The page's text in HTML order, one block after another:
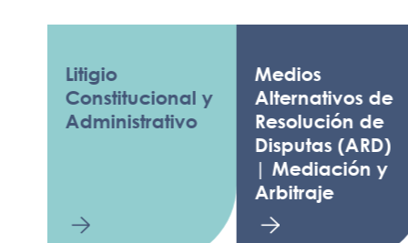
Litigio
Constitucional y
Administrativo
Medios
Alternativos de
Resolución de
Disputas (ARD)
| Mediación y
Arbitraje